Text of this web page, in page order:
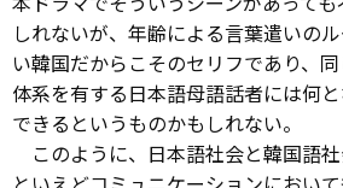
しれないが、年齢による言葉遣いの
い韓国だからこそのセリフであり、
体系を有する日本語母語話者には何
できるというものかもしれない。
このように、日本語社会と韓国語